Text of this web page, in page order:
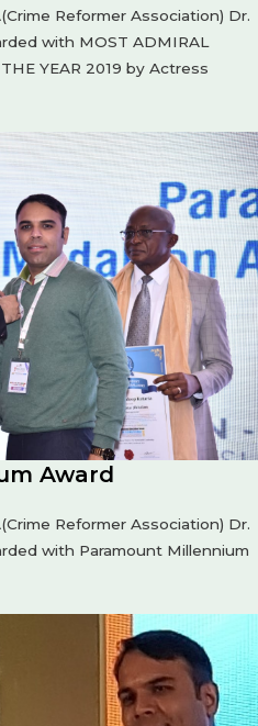
Reformer Association) Dr.
with MOST ADMIRAL
YEAR 2019 by Actress
Award
Reformer Association) Dr.
with Paramount Millennium